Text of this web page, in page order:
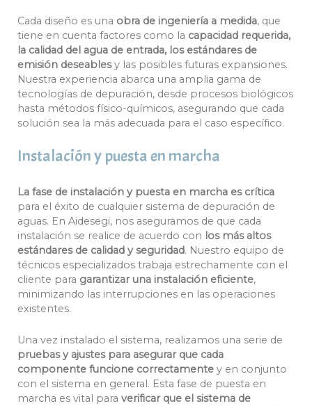
Cada diseño es una obra de ingeniería a medida, que
tiene en cuenta factores como la capacidad requerida,
la calidad del agua de entrada, los estándares de
emisión deseablesy las posibles futuras expansiones.
Nuestra experiencia abarca una amplia gama de
tecnologías de depuración, desde procesos biológicos
hasta métodos físico-químicos, asegurando que cada
solución sea la más adecuada para el caso específico.
Instalación y puesta en marcha
La fase de instalación y puesta en marcha es crítica
para el éxito de cualquier sistema de depuración de
aguas. En Aidesegi, nos aseguramos de que cada
instalación se realice de acuerdo con los más altos
estándares de calidad y seguridad. Nuestro equipo de
técnicos especializados trabaja estrechamente con el
cliente para garantizar una instalación eficiente,
minimizando las interrupciones en las operaciones
existentes.
Una vez instalado el sistema, realizamos una serie de
pruebas y ajustes para asegurar que cada
componente funcione correctamente y en conjunto
con el sistema en general. Esta fase de puesta en
marcha es vital para verificar que el sistema de